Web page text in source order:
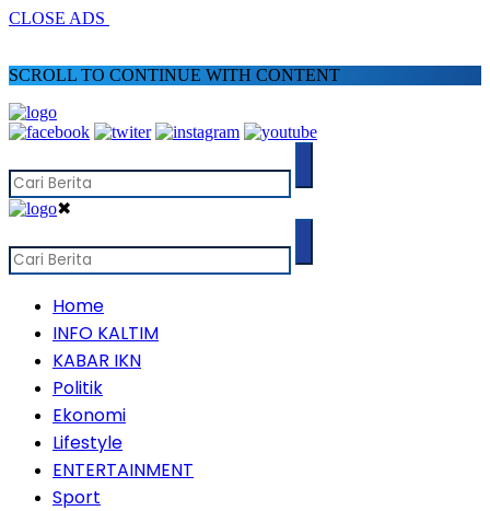
CLOSE ADS
SCROLL TO CONTINUE WITH CONTENT
✖
Home
INFO KALTIM
KABAR IKN
Politik
Ekonomi
Lifestyle
ENTERTAINMENT
Sport